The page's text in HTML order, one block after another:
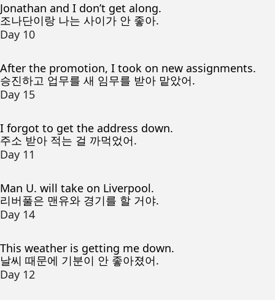
Jonathan and I don’t get along.
조나단이랑 나는 사이가 안 좋아.
Day 10
After the promotion, I took on new assignments.
승진하고 업무를 새 임무를 받아 맡았어.
Day 15
I forgot to get the address down.
주소 받아 적는 걸 까먹었어.
Day 11
Man U. will take on Liverpool.
리버풀은 맨유와 경기를 할 거야.
Day 14
This weather is getting me down.
날씨 때문에 기분이 안 좋아졌어.
Day 12